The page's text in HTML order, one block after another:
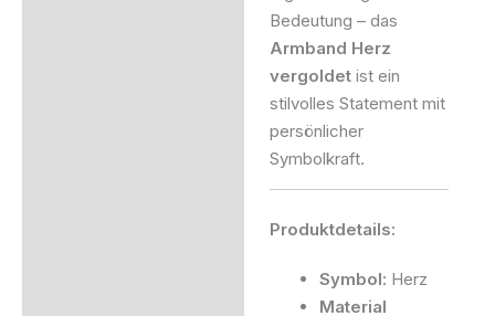
Bedeutung – das
Armband Herz
vergoldetist ein
stilvolles Statement mit
persönlicher
Symbolkraft.
Produktdetails:
Symbol: Herz
Material